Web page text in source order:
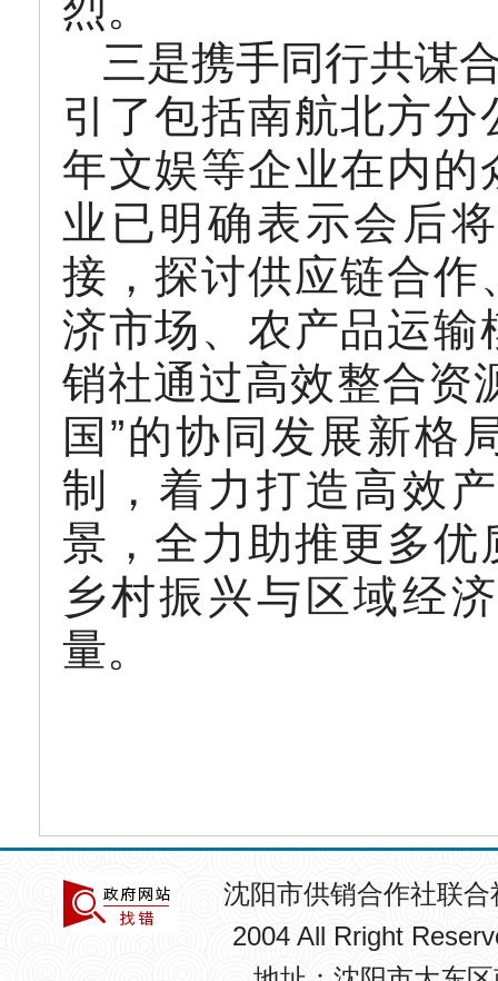
三是携手同行共谋
引了包括南航北方
年文娱等企业在内
业已明确表示会后
接，探讨供应链合
济市场、农产品运
销社通过高效整合资
国”的协同发展新格
制，着力打造高效
景，全力助推更多
乡村振兴与区域经
量。
沈阳市供销合作社联
2004 All Rright